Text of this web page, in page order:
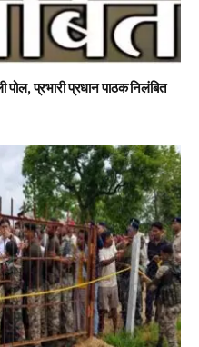
प्रभारी प्रधान पाठक निलंबित